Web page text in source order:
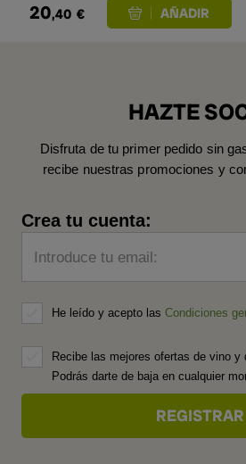
20,40 €
HAZTE
Disfruta de tu primer pedido sin
recibe nuestras promociones y
Crea tu cuenta:
Introduce tu email:
He leído y acepto las Condiciones
Recibe las mejores ofertas de vino y
Podrás darte de baja en cualquier